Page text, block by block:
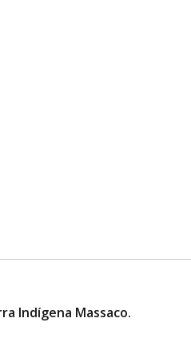
Indígena Massaco.